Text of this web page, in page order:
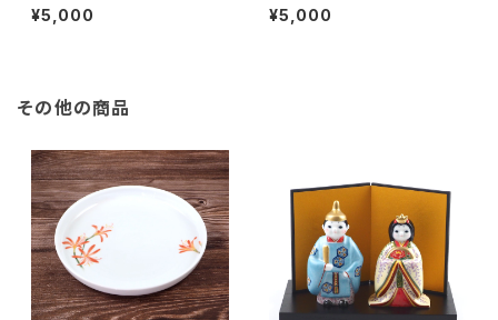
¥5,000 ¥5,000
その他の商品